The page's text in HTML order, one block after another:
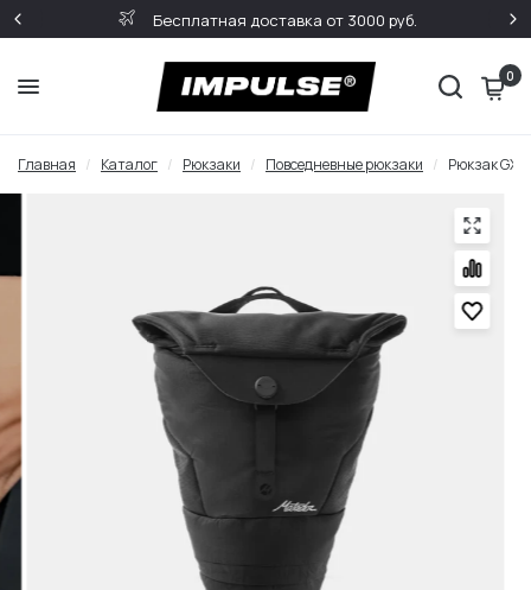
Бесплатная доставка от 3000 руб.
0
Главная / Каталог / Рюкзаки / Повседневные рюкзаки / Рюкзак GX-